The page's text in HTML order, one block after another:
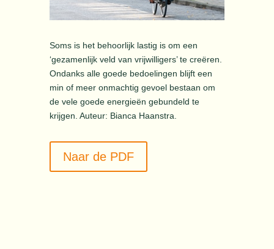
Soms is het behoorlijk lastig is om een
‘gezamenlijk veld van vrijwilligers’ te creëren.
Ondanks alle goede bedoelingen blijft een
min of meer onmachtig gevoel bestaan om
de vele goede energieën gebundeld te
krijgen. Auteur: Bianca Haanstra.
Naar de PDF